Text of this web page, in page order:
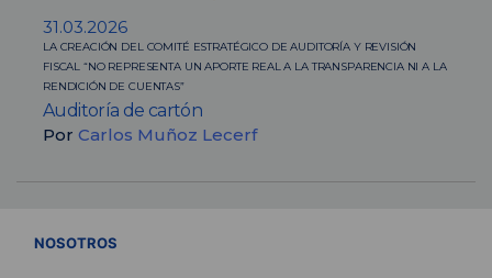
31.03.2026
LA CREACIÓN DEL COMITÉ ESTRATÉGICO DE AUDITORÍA Y REVISIÓN
FISCAL “NO REPRESENTA UN APORTE REAL A LA TRANSPARENCIA NI A LA
RENDICIÓN DE CUENTAS”
Auditoría de cartón
Por Carlos Muñoz Lecerf
NOSOTROS